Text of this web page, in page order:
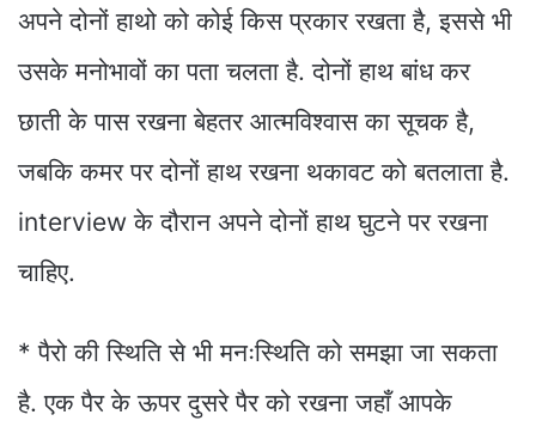
अपने दोनों हाथो को कोई किस प्रकार रखता है, इससे भी
उसके मनोभावों का पता चलता है. दोनों हाथ बांध कर
छाती के पास रखना बेहतर आत्मविश्वास का सूचक है,
जबकि कमर पर दोनों हाथ रखना थकावट को बतलाता है.
interview के दौरान अपने दोनों हाथ घुटने पर रखना
चाहिए.
* पैरो की स्थिति से भी मनःस्थिति को समझा जा सकता
है. एक पैर के ऊपर दुसरे पैर को रखना जहाँ आपके